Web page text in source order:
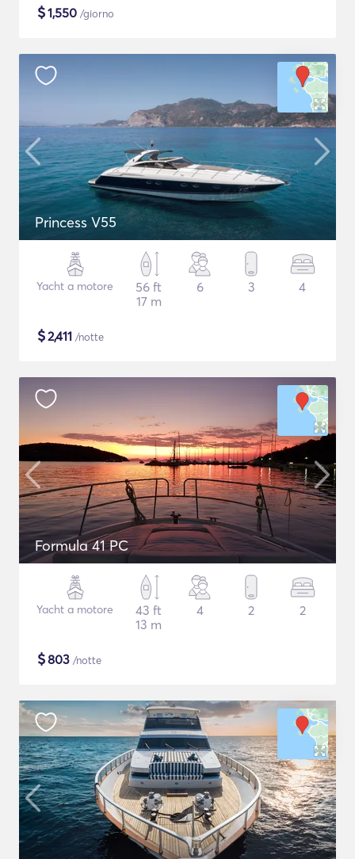
$1,550 /giorno
Princess V55
Yacht a motore
56 ft
17 m
6 3 4
$2,411 /notte
Formula 41 PC
Yacht a motore
43 ft
13 m
4 2 2
$803 /notte